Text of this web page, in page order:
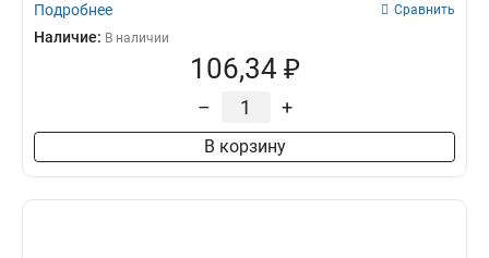
Подробнее Сравнить
Наличие: В наличии
106,34 ₽
– +
В корзину